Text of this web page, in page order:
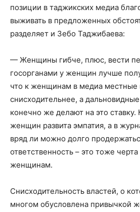
позиции в таджикских медиа
выживать в предложенных
разделяет и Зебо Таджибаева:
— Женщины гибче, плюс, вести
госорганами у женщин лучше
что к женщинам в медиа местные
снисходительнее, а
конечно же делают на это ставку.
женщин развита эмпатия, а в
вряд ли можно долго
ответственность – это тоже
женщинам.
Снисходительность властей, о
многом обусловлена привычкой